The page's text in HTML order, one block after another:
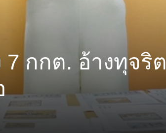
7 กกต. อ้างทุจริต